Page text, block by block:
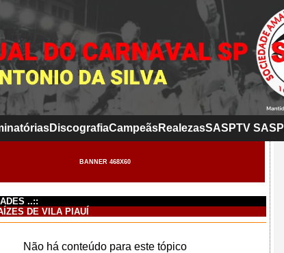
DiscografiaCampeãsRealezasSASPTV SASP
BANNER 468X60
..::
DE VILA PIAUÍ
Não há conteúdo para este tópico